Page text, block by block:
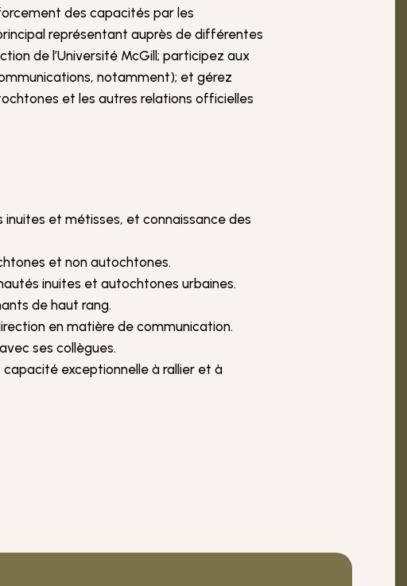
des capacités par les
représentant auprès de différentes
de l’Université McGill; participez aux
notamment); et gérez
et les autres relations officielles
et métisses, et connaissance des
et non autochtones.
inuites et autochtones urbaines.
de haut rang.
en matière de communication.
ses collègues.
exceptionnelle à rallier et à